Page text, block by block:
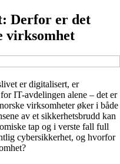
Derfor er det
virksomhet
er digitalisert, er
IT-avdelingen alene – det er
virksomheter øker i både
av et sikkerhetsbrudd kan
tap og i verste fall full
cybersikkerhet, og hvorfor